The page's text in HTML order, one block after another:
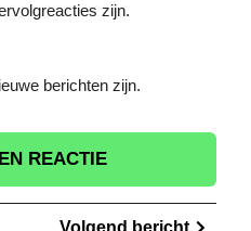
zijn.
berichten zijn.
Volgend bericht